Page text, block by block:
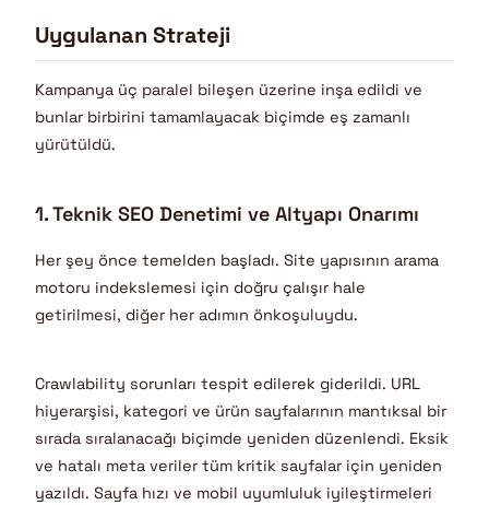
Uygulanan Strateji
Kampanya üç paralel bileşen üzerine inşa edildi ve
bunlar birbirini tamamlayacak biçimde eş zamanlı
yürütüldü.
1. Teknik SEO Denetimi ve Altyapı Onarımı
Her şey önce temelden başladı. Site yapısının arama
motoru indekslemesi için doğru çalışır hale
getirilmesi, diğer her adımın önkoşuluydu.
Crawlability sorunları tespit edilerek giderildi. URL
hiyerarşisi, kategori ve ürün sayfalarının mantıksal bir
sırada sıralanacağı biçimde yeniden düzenlendi. Eksik
ve hatalı meta veriler tüm kritik sayfalar için yeniden
yazıldı. Sayfa hızı ve mobil uyumluluk iyileştirmeleri